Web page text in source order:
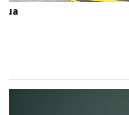
Urnietako AEK